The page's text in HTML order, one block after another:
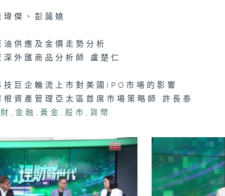
理財新世代 5月
30日
瑋傑、彭藹嬈
油供應及金價走勢分析
深外匯商品分析師 盧楚仁
技巨企輪流上市對美國IPO市場的影響
根資產管理亞太區首席市場策略師 許長泰
,金融 , 黃金 ,股市 ,貨幣